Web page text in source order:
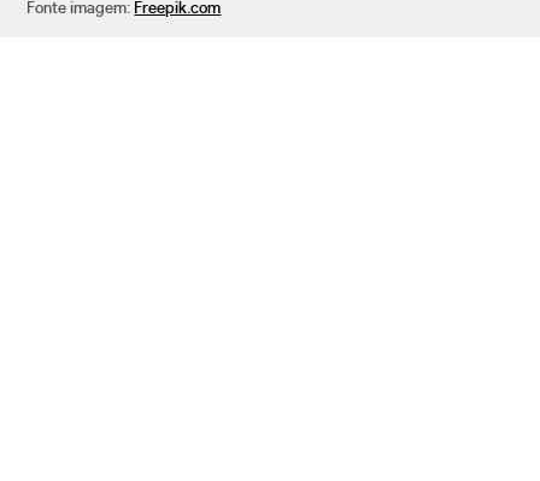
Fonte imagem: Freepik.com